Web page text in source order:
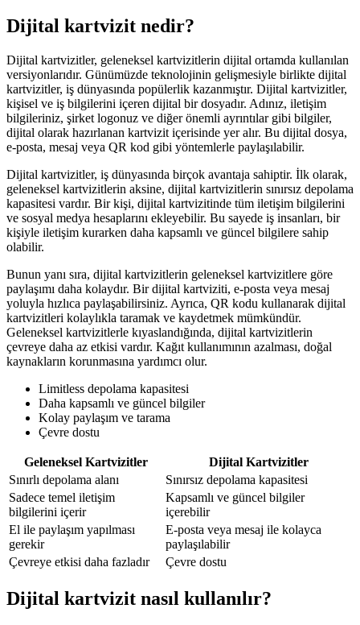
Dijital kartvizit nedir?
Dijital kartvizitler, geleneksel kartvizitlerin dijital ortamda kullanılan
versiyonlarıdır. Günümüzde teknolojinin gelişmesiyle birlikte dijital
kartvizitler, iş dünyasında popülerlik kazanmıştır. Dijital kartvizitler,
kişisel ve iş bilgilerini içeren dijital bir dosyadır. Adınız, iletişim
bilgileriniz, şirket logonuz ve diğer önemli ayrıntılar gibi bilgiler,
dijital olarak hazırlanan kartvizit içerisinde yer alır. Bu dijital dosya,
e-posta, mesaj veya QR kod gibi yöntemlerle paylaşılabilir.
Dijital kartvizitler, iş dünyasında birçok avantaja sahiptir. İlk olarak,
geleneksel kartvizitlerin aksine, dijital kartvizitlerin sınırsız depolama
kapasitesi vardır. Bir kişi, dijital kartvizitinde tüm iletişim bilgilerini
ve sosyal medya hesaplarını ekleyebilir. Bu sayede iş insanları, bir
kişiyle iletişim kurarken daha kapsamlı ve güncel bilgilere sahip
olabilir.
Bunun yanı sıra, dijital kartvizitlerin geleneksel kartvizitlere göre
paylaşımı daha kolaydır. Bir dijital kartviziti, e-posta veya mesaj
yoluyla hızlıca paylaşabilirsiniz. Ayrıca, QR kodu kullanarak dijital
kartvizitleri kolaylıkla taramak ve kaydetmek mümkündür.
Geleneksel kartvizitlerle kıyaslandığında, dijital kartvizitlerin
çevreye daha az etkisi vardır. Kağıt kullanımının azalması, doğal
kaynakların korunmasına yardımcı olur.
Limitless depolama kapasitesi
Daha kapsamlı ve güncel bilgiler
Kolay paylaşım ve tarama
Çevre dostu
Geleneksel Kartvizitler
Dijital Kartvizitler
Sınırlı depolama alanı
Sınırsız depolama kapasitesi
Sadece temel iletişim
bilgilerini içerir
Kapsamlı ve güncel bilgiler
içerebilir
El ile paylaşım yapılması
gerekir
E-posta veya mesaj ile kolayca
paylaşılabilir
Çevreye etkisi daha fazladır
Çevre dostu
Dijital kartvizit nasıl kullanılır?